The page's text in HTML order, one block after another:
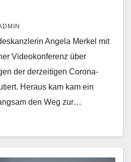
Angela Merkel mit
Videokonferenz über
der derzeitigen Corona-
Heraus kam kam ein
den Weg zur…